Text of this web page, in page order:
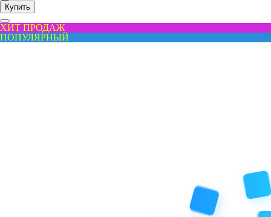
Купить
ХИТ ПРОДАЖ
ПОПУЛЯРНЫЙ